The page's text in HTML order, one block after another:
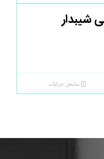
شیبدار
نمایش جزئیات